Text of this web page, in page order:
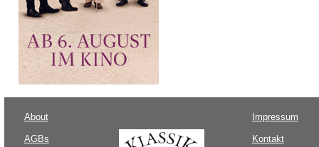
About
AGBs
Impressum
Kontakt